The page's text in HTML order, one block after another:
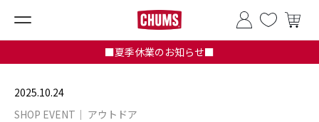
■夏季休業のお知らせ■
2025.10.24
SHOP EVENT
アウトドア